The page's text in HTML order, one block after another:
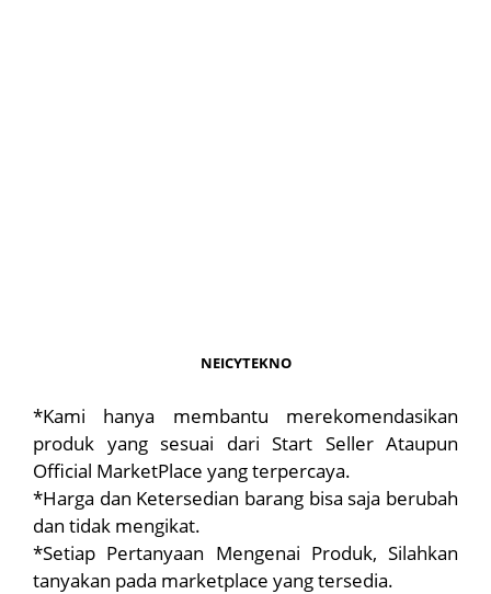
NEICYTEKNO
*Kami hanya membantu merekomendasikan
produk yang sesuai dari Start Seller Ataupun
Official MarketPlace yang terpercaya.
*Harga dan Ketersedian barang bisa saja berubah
dan tidak mengikat.
*Setiap Pertanyaan Mengenai Produk, Silahkan
tanyakan pada marketplace yang tersedia.